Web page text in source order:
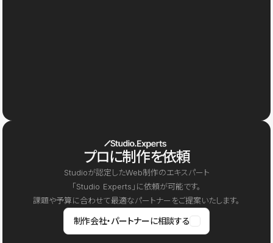
プロに制作を依頼
Studioが認定したWeb制作のエキスパート
「Studio Experts」に依頼が可能です。
課題や予算に合わせて最適なパートナーをご提案いたします。
制作会社・パートナーに相談する